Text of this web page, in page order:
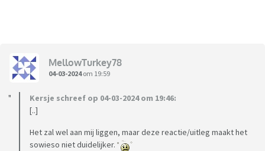
MellowTurkey78
04-03-2024om 19:59
Kersje schreef op 04-03-2024 om 19:46:
[..]
Het zal wel aan mij liggen, maar deze reactie/uitleg maakt het
sowieso niet duidelijker.